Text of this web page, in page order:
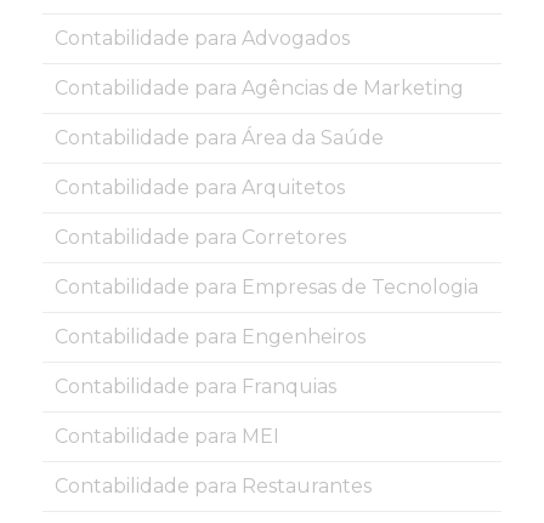
Contabilidade para Advogados
Contabilidade para Agências de Marketing
Contabilidade para Área da Saúde
Contabilidade para Arquitetos
Contabilidade para Corretores
Contabilidade para Empresas de Tecnologia
Contabilidade para Engenheiros
Contabilidade para Franquias
Contabilidade para MEI
Contabilidade para Restaurantes